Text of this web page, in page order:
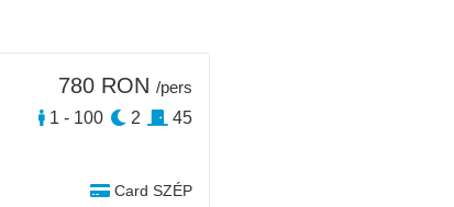
Card SZÉP
780 RON /pers
1 - 100
2 45